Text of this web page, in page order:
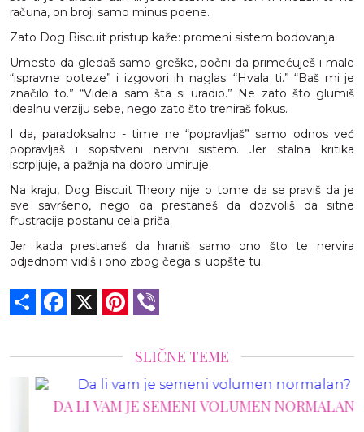
računa, on broji samo minus poene.
Zato Dog Biscuit pristup kaže: promeni sistem bodovanja.
Umesto da gledaš samo greške, počni da primećuješ i male
“ispravne poteze” i izgovori ih naglas. “Hvala ti.” “Baš mi je
značilo to.” “Videla sam šta si uradio.” Ne zato što glumiš
idealnu verziju sebe, nego zato što treniraš fokus.
I da, paradoksalno - time ne “popravljaš” samo odnos već
popravljaš i sopstveni nervni sistem. Jer stalna kritika
iscrpljuje, a pažnja na dobro umiruje.
Na kraju, Dog Biscuit Theory nije o tome da se praviš da je
sve savršeno, nego da prestaneš da dozvoliš da sitne
frustracije postanu cela priča.
Jer kada prestaneš da hraniš samo ono što te nervira
odjednom vidiš i ono zbog čega si uopšte tu.
Share Facebook Pinterest
SLIČNE TEME
DA LI VAM JE SEMENI VOLUMEN NORMALAN?